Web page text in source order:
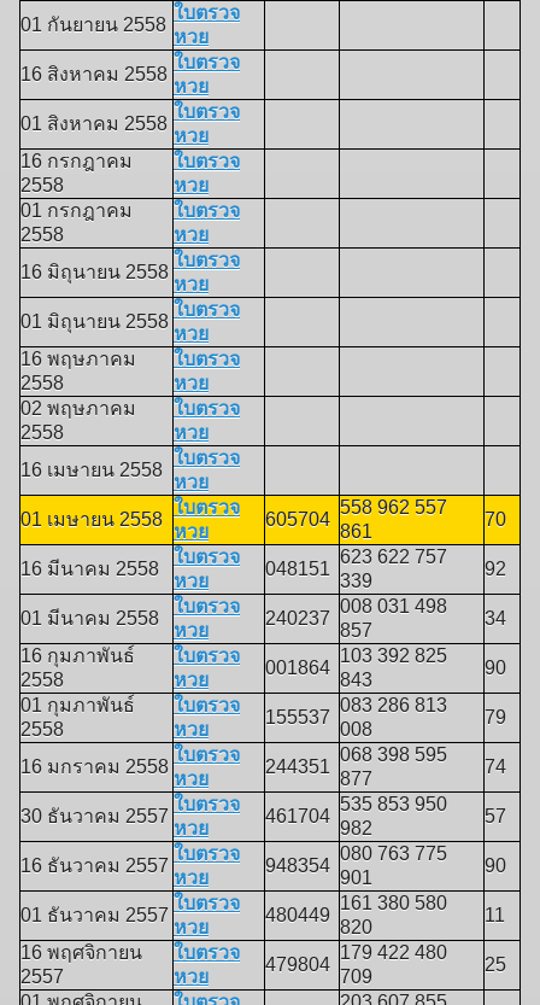
01 กันยายน 2558
ใบตรวจ
หวย
16 สิงหาคม 2558
ใบตรวจ
หวย
01 สิงหาคม 2558
ใบตรวจ
หวย
16 กรกฎาคม
2558
ใบตรวจ
หวย
01 กรกฎาคม
2558
ใบตรวจ
หวย
16 มิถุนายน 2558
ใบตรวจ
หวย
01 มิถุนายน 2558
ใบตรวจ
หวย
16 พฤษภาคม
2558
ใบตรวจ
หวย
02 พฤษภาคม
2558
ใบตรวจ
หวย
16 เมษายน 2558
ใบตรวจ
หวย
01 เมษายน 2558
ใบตรวจ
หวย
605704
558 962 557
861
70
16 มีนาคม 2558
ใบตรวจ
หวย
048151
623 622 757
339
92
01 มีนาคม 2558
ใบตรวจ
หวย
240237
008 031 498
857
34
16 กุมภาพันธ์
2558
ใบตรวจ
หวย
001864
103 392 825
843
90
01 กุมภาพันธ์
2558
ใบตรวจ
หวย
155537
083 286 813
008
79
16 มกราคม 2558
ใบตรวจ
หวย
244351
068 398 595
877
74
30 ธันวาคม 2557
ใบตรวจ
หวย
461704
535 853 950
982
57
16 ธันวาคม 2557
ใบตรวจ
หวย
948354
080 763 775
901
90
01 ธันวาคม 2557
ใบตรวจ
หวย
480449
161 380 580
820
11
16 พฤศจิกายน
2557
ใบตรวจ
หวย
479804
179 422 480
709
25